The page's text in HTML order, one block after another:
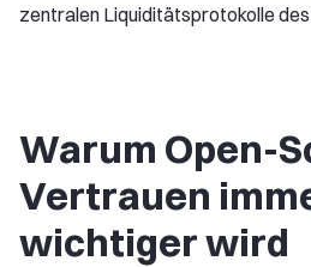
zentralen Liquiditätsprotokolle
Warum Open-
Vertrauen
wichtiger wird